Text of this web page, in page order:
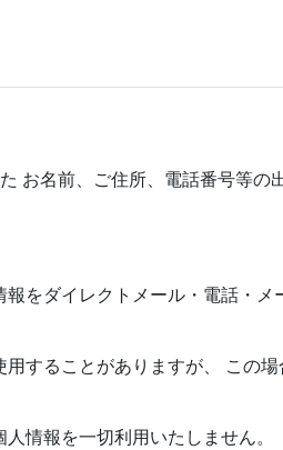
お名前、ご住所、電話番号等
をダイレクトメール・電話・
することがありますが、 この
情報を一切利用いたしません。